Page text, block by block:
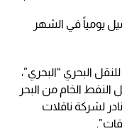
من نحو 800 ألف برميل يومياً في الشهر
البحري “البحري”،
النفط الخام من البحر
لشركة ناقلات